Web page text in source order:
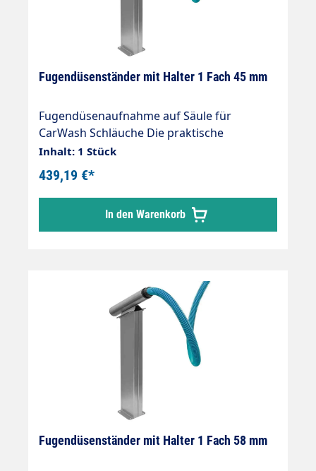
Fugendüsenständer mit Halter 1 Fach 45 mm
Fugendüsenaufnahme auf Säule für
CarWash Schläuche Die praktische
Halterung für Zubehör Fugendüsen
Konzipiert für zentrale Sauganlagen, auch
für einzelne SB-Sauger einsetzbar
hochwertige Verarbeitung stabil und
erweiterbar ansprechendes Design Äußerst
robust und stabil Edelstahldesign
ausgelegt für die neuen, auch unter Vacuum
leicht drehbaren Muffen.
Inhalt: 1 Stück
439,19 €*
In den Warenkorb
Fugendüsenständer mit Halter 1 Fach 58 mm